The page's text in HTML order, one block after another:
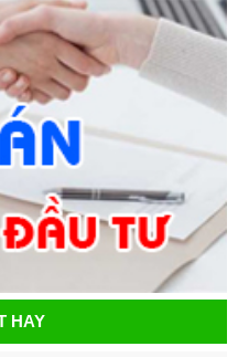
HAY